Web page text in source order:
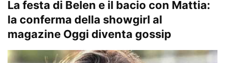
La festa di Belen e il bacio con Mattia:
la conferma della showgirl al
magazine Oggi diventa gossip